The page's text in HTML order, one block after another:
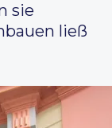
sie
ließ